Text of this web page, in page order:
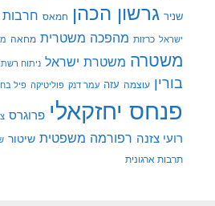
שניר גרשון הכהן חמאס חרבות
ישראל כרזות מהפכה משטרית מחאה
משטרה משטרת ישראל ניתוח
בורין עוצמה עזה עמר דנק פוליטיקה פיל
פנחס יחזקאלי פרוגרס
רועי צזנה רפורמה משפטית שיטור
תרבות ארגונית